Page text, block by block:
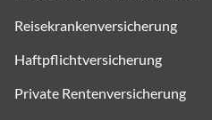
Reisekrankenversicherung
Haftpflichtversicherung
Private Rentenversicherung